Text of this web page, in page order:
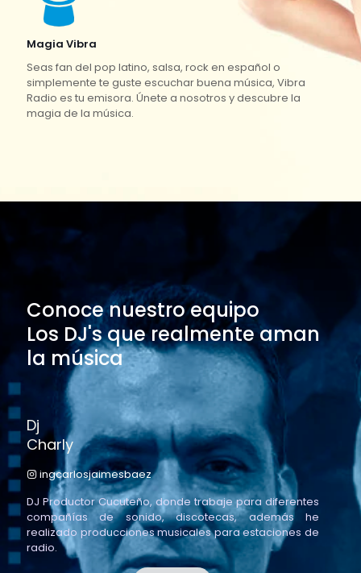
Magia Vibra
Seas fan del pop latino, salsa, rock en español o
simplemente te guste escuchar buena música, Vibra
Radio es tu emisora. Únete a nosotros y descubre la
magia de la música.
Conoce nuestro equipo
Los DJ's que realmente aman
la música
Dj
Charly
ingcarlosjaimesbaez
DJ Productor Cucuteño, donde trabaje para diferentes
compañías de sonido, discotecas, además he
realizado producciones musicales para estaciones de
radio.